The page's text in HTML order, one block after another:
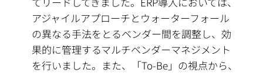
アジャイルアプローチとウォーターフォール
の異なる手法をとるベンダー間を調整し、効
果的に管理するマルチベンダーマネジメント
を行いました。また、「To-Be」の視点から、